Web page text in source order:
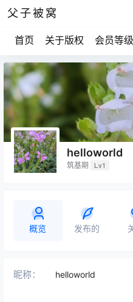
父子被窝
首页 关于版权 会员等级
helloworld
筑基期 Lv1
概览 发布的
昵称： helloworld